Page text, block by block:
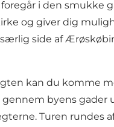
i den smukke
og giver dig
side af
kan du komme
byens gader
Turen rundes